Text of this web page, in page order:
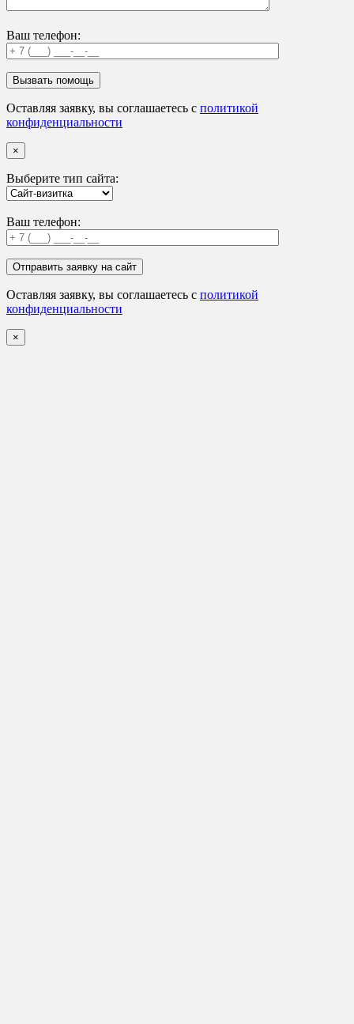
Ваш телефон:
Оставляя заявку, вы соглашаетесь с политикой
конфиденциальности
×
Выберите тип сайта:
Ваш телефон:
Оставляя заявку, вы соглашаетесь с политикой
конфиденциальности
×